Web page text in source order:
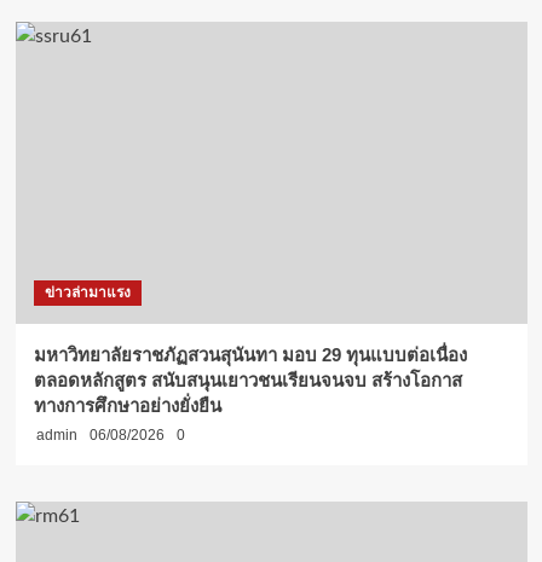
ข่าวล่ามาแรง
มหาวิทยาลัยราชภัฏสวนสุนันทา มอบ 29 ทุนแบบต่อเนื่อง
ตลอดหลักสูตร สนับสนุนเยาวชนเรียนจนจบ สร้างโอกาส
ทางการศึกษาอย่างยั่งยืน
admin 06/08/2026 0